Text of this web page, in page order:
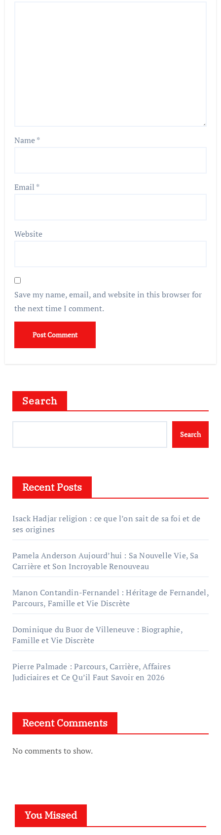
Name*
Email *
Website
Save my name, email, and website in this browser for
the next time I comment.
Search
Search
Recent Posts
Isack Hadjar religion : ce que l’on sait de sa foi et de
ses origines
Pamela Anderson Aujourd’hui : Sa Nouvelle Vie, Sa
Carrière et Son Incroyable Renouveau
Manon Contandin-Fernandel : Héritage de Fernandel,
Parcours, Famille et Vie Discrète
Dominique du Buor de Villeneuve : Biographie,
Famille et Vie Discrète
Pierre Palmade : Parcours, Carrière, Affaires
Judiciaires et Ce Qu’il Faut Savoir en 2026
Recent Comments
No comments to show.
You Missed